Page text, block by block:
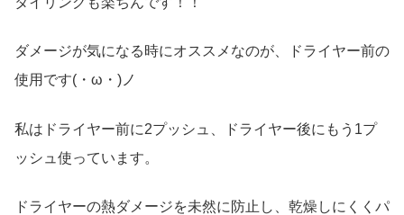
ダメージが気になる時にオススメなのが、ドライヤー前の
使用です(・ω・)ノ
私はドライヤー前に2プッシュ、ドライヤー後にもう1プ
ッシュ使っています。
ドライヤーの熱ダメージを未然に防止し、乾燥しにくくパ